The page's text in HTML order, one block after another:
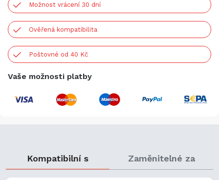
Možnost vrácení 30 dní
Ověřená kompatibilita
Poštovné od 40 Kč
Vaše možnosti platby
Kompatibilní s Zaměnitelné za